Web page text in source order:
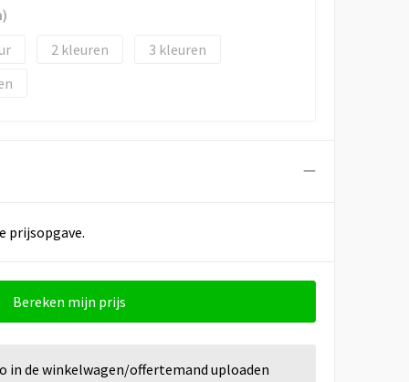
2
3
prijsopgave.
Bereken mijn prijs
in de winkelwagen/offertemand uploaden